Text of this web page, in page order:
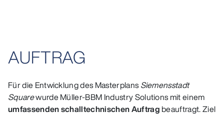
AUFTRAG
Für die Entwicklung des MasterplansSiemensstadt
Squarewurde Müller‑BBM Industry Solutions mit einem
umfassenden schalltechnischen Auftrag beauftragt. Ziel